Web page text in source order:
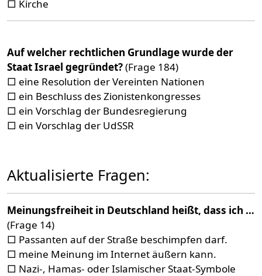
□ Kirche
Auf welcher rechtlichen Grundlage wurde der
Staat Israel gegründet?(Frage 184)
□ eine Resolution der Vereinten Nationen
□ ein Beschluss des Zionistenkongresses
□ ein Vorschlag der Bundesregierung
□ ein Vorschlag der UdSSR
Aktualisierte Fragen:
Meinungsfreiheit in Deutschland heißt, dass ich …
(Frage 14)
□ Passanten auf der Straße beschimpfen darf.
□ meine Meinung im Internet äußern kann.
□ Nazi-, Hamas- oder Islamischer Staat-Symbole